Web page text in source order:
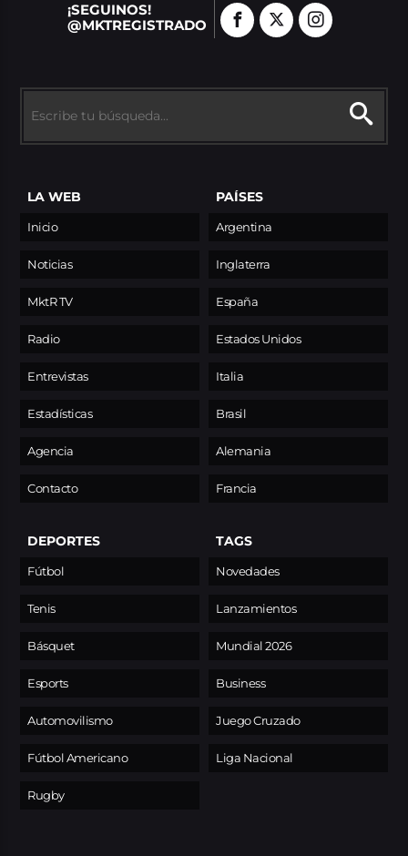
¡SEGUINOS!
@MKTREGISTRADO
LA WEB
Inicio
Noticias
MktR TV
Radio
Entrevistas
Estadísticas
Agencia
Contacto
PAÍSES
Argentina
Inglaterra
España
Estados Unidos
Italia
Brasil
Alemania
Francia
DEPORTES
Fútbol
Tenis
Básquet
Esports
Automovilismo
Fútbol Americano
Rugby
TAGS
Novedades
Lanzamientos
Mundial 2026
Business
Juego Cruzado
Liga Nacional